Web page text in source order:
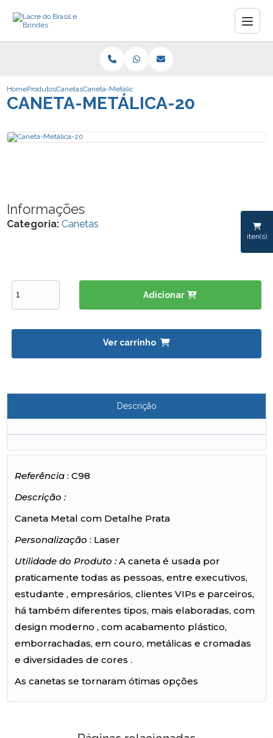
iten(s)
HomeProdutosCanetasCaneta-Metálica-20
CANETA-METÁLICA-20
Informações
Categoria: Canetas
Adicionar
Ver carrinho
Descrição
Referência : C98
Descrição :
Caneta Metal com Detalhe Prata
Personalização: Laser
Utilidade do Produto :A caneta é usada por
praticamente todas as pessoas, entre executivos,
estudante , empresários, clientes VIPs e parceiros,
há também diferentes tipos, mais elaboradas, com
design moderno , com acabamento plástico,
emborrachadas, em couro, metálicas e cromadas
e diversidades de cores .
As canetas se tornaram ótimas opções